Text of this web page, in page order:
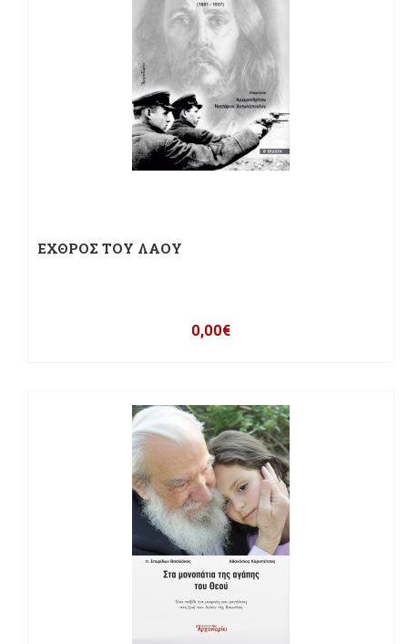
ΕΧΘΡΟΣ ΤΟΥ ΛΑΟΥ
0,00€